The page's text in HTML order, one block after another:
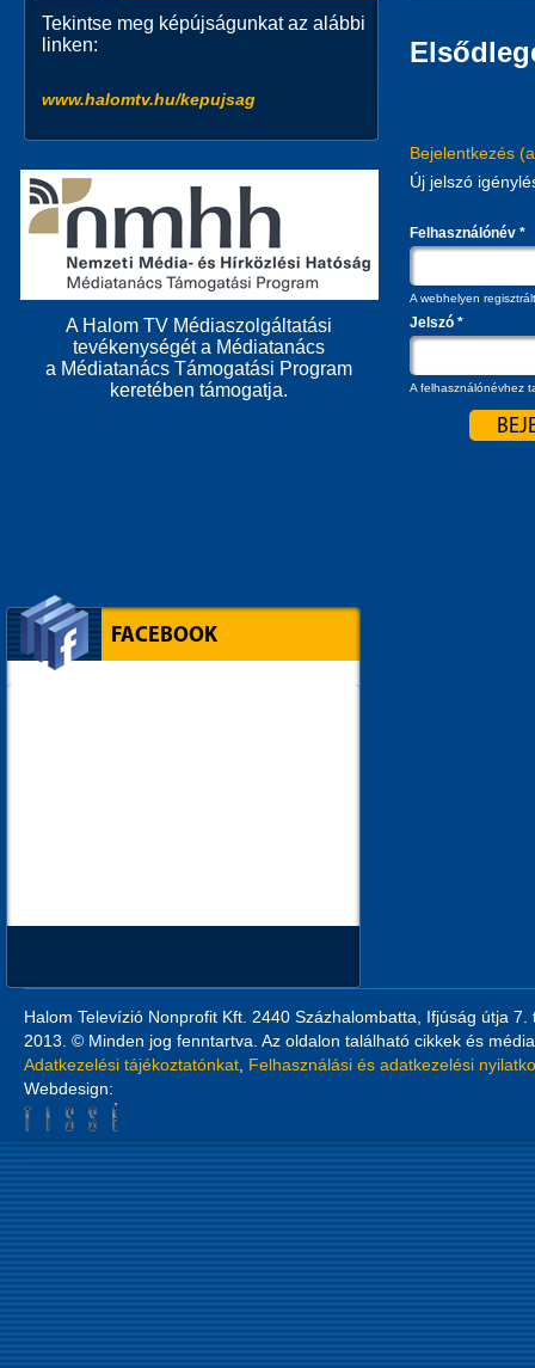
Bejelentkezés
Új jelszó
Felhasználónév *
A webhelyen
Jelszó *
A felhasználónévhez
Tekintse meg képújságunkat az alábbi
linken:
www.halomtv.hu/kepujsag
A Halom TV Médiaszolgáltatási
tevékenységét a Médiatanács
a Médiatanács Támogatási Program
keretében támogatja.
FACEBOOK
Halom Televízió Nonprofit Kft. 2440 Százhalombatta, Ifjúság útja
2013. © Minden jog fenntartva. Az oldalon található cikkek és
Adatkezelési tájékoztatónkat Felhasználási és adatkezelési
Webdesign: